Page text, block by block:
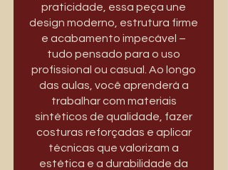
praticidade, essa peça une
design moderno, estrutura firme
e acabamento impecável –
tudo pensado para o uso
profissional ou casual. Ao longo
das aulas, você aprenderá a
trabalhar com materiais
sintéticos de qualidade, fazer
costuras reforçadas e aplicar
técnicas que valorizam a
estética e a durabilidade da